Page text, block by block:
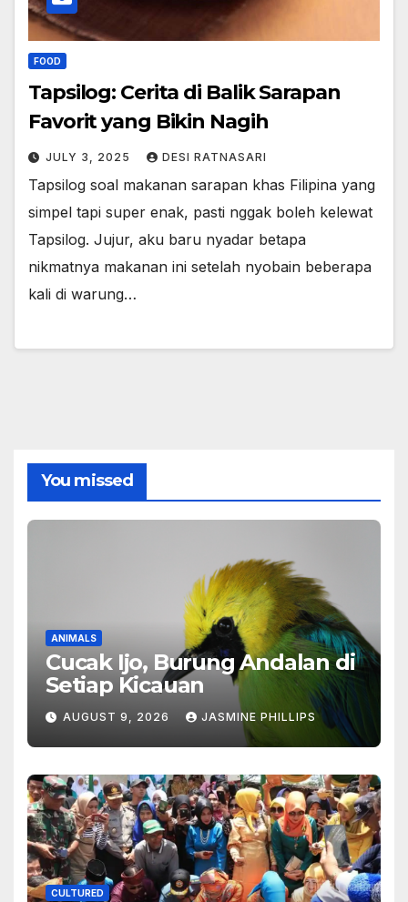
FOOD
Tapsilog: Cerita di Balik Sarapan
Favorit yang Bikin Nagih
JULY 3, 2025 DESI RATNASARI
Tapsilog soal makanan sarapan khas Filipina yang
simpel tapi super enak, pasti nggak boleh kelewat
Tapsilog. Jujur, aku baru nyadar betapa
nikmatnya makanan ini setelah nyobain beberapa
kali di warung…
You missed
ANIMALS
Cucak Ijo, Burung Andalan di
Setiap Kicauan
AUGUST 9, 2026 JASMINE PHILLIPS
CULTURED